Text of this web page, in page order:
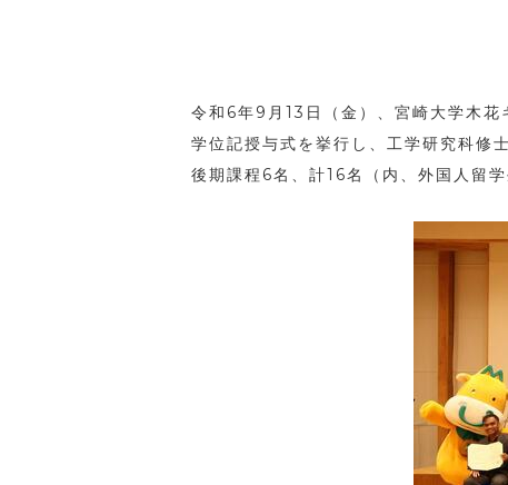
令和 6年9 月 13 日（金）、宮崎大学木
学位記授与式を挙行し、工学研究科修
後期課程 6名、計16名（内、外国人留学